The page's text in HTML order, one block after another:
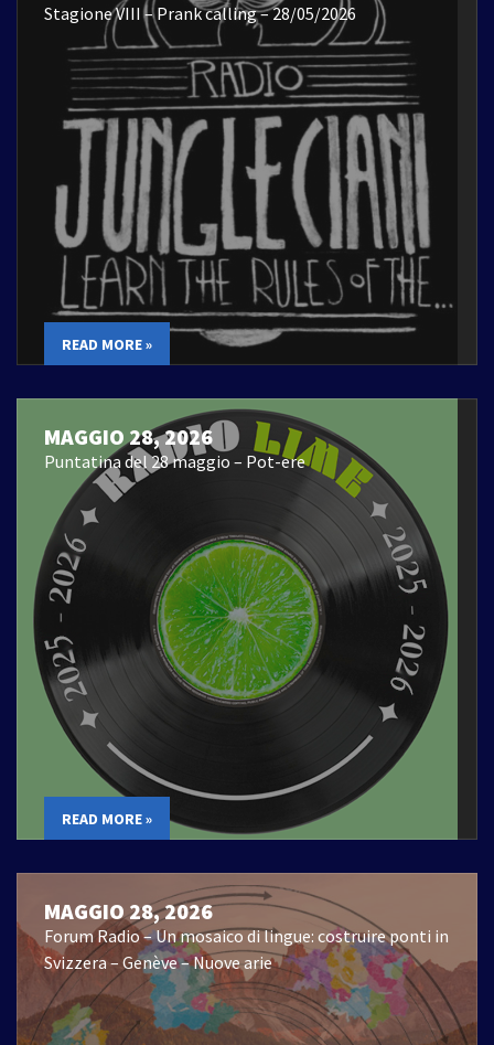
Stagione VIII – Prank calling – 28/05/2026
READ MORE »
MAGGIO 28, 2026
Puntatina del 28 maggio – Pot-ere
READ MORE »
MAGGIO 28, 2026
Forum Radio – Un mosaico di lingue: costruire ponti in
Svizzera – Genève – Nuove arie